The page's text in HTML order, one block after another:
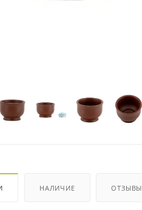
НАЛИЧИЕ ОТЗЫВЫ